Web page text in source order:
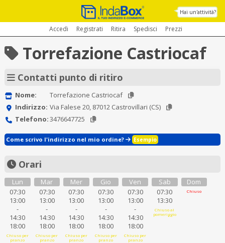
Hai un'attività?
Accedi Registrati Ritira Spedisci Prezzi
Torrefazione Castriocaf
Contatti punto di ritiro
Nome:
Torrefazione Castriocaf
Indirizzo: Via Falese 20, 87012 Castrovillari (CS)
Telefono:3476647725
Come scrivo l'indirizzo nel mio ordine? Esempio
Orari
Lun
07:30
13:00
-
14:30
18:00
Chiuso per
pranzo
Mar
07:30
13:00
-
14:30
18:00
Chiuso per
pranzo
Mer
07:30
13:00
-
14:30
18:00
Chiuso per
pranzo
Gio
07:30
13:00
-
14:30
18:00
Chiuso per
pranzo
Ven
07:30
13:00
-
14:30
18:00
Chiuso per
pranzo
Sab
07:30
13:30
Chiuso al
pomeriggio
Dom
Chiuso